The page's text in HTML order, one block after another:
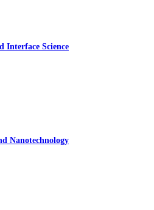
Science
Nanotechnology